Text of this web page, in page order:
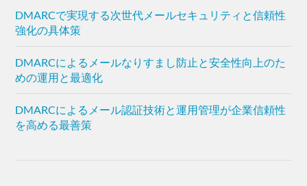
DMARCで実現する次世代メールセキュリティと信頼性
強化の具体策
DMARCによるメールなりすまし防止と安全性向上のた
めの運用と最適化
DMARCによるメール認証技術と運用管理が企業信頼性
を高める最善策